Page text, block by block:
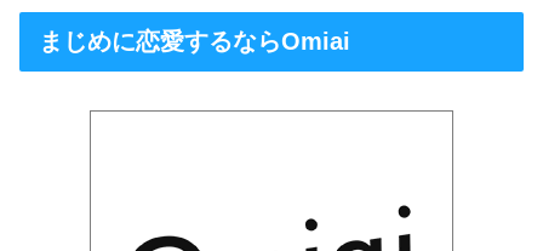
まじめに恋愛するならOmiai